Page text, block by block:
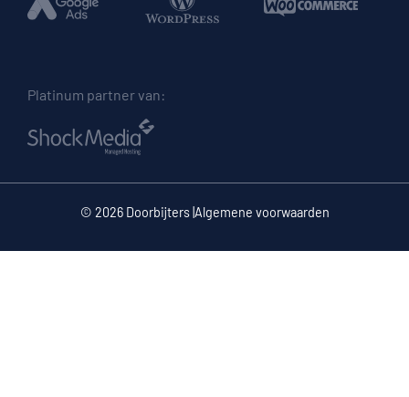
Platinum partner van:
© 2026 Doorbijters | Algemene voorwaarden